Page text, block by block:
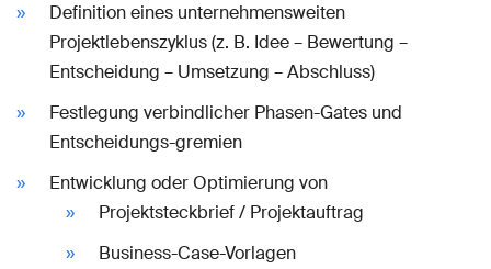
Definition eines unternehmensweiten
Projektlebenszyklus (z. B. Idee – Bewertung –
Entscheidung – Umsetzung – Abschluss)
Festlegung verbindlicher Phasen-Gates und
Entscheidungs-gremien
Entwicklung oder Optimierung von
Projektsteckbrief / Projektauftrag
Business-Case-Vorlagen